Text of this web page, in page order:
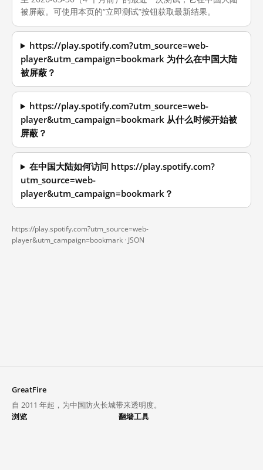
被屏蔽。可使用本页的“立即测试”按钮获取最新结果。
https://play.spotify.com?utm_source=web-
player&utm_campaign=bookmark 为什么在中国大陆
被屏蔽？
https://play.spotify.com?utm_source=web-
player&utm_campaign=bookmark 从什么时候开始被
屏蔽？
在中国大陆如何访问 https://play.spotify.com?
utm_source=web-
player&utm_campaign=bookmark？
https://play.spotify.com?utm_source=web-
player&utm_campaign=bookmark · JSON
GreatFire
自 2011 年起，为中国防火长城带来透明度。
浏览
翻墙工具